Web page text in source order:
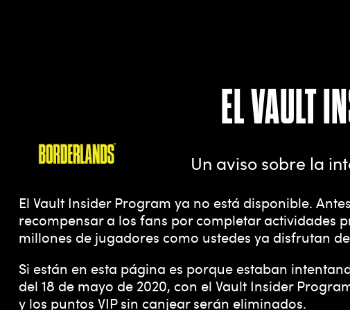
EL VAULT
Un aviso sobre la
El Vault Insider Program ya no está disponible.
recompensar a los fans por completar actividades
millones de jugadores como ustedes ya disfrutan
Si están en esta página es porque estaban
del 18 de mayo de 2020, con el Vault Insider
y los puntos VIP sin canjear serán eliminados.